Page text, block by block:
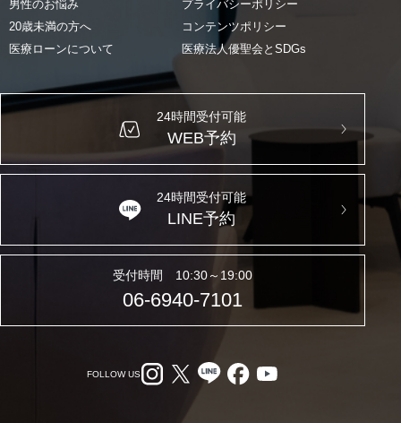
男性のお悩み
20歳未満の方へ
医療ローンについて
プライバシーポリシー
コンテンツポリシー
医療法人優聖会とSDGs
24時間受付可能
WEB予約
24時間受付可能
LINE予約
受付時間 10:30～19:00
06-6940-7101
FOLLOW US